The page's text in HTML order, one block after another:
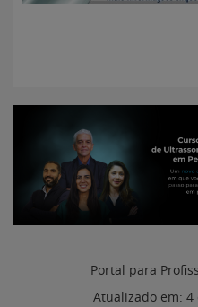
Portal para
Atualizado em: 4